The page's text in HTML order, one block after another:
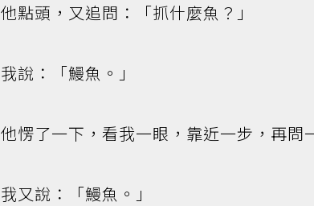
他點頭，又追問：「抓什麼魚？」
我說：「鰻魚。」
他愣了一下，看我一眼，靠近一步，再問
我又說：「鰻魚。」